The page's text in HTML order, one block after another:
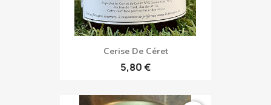
Cerise De Céret
5,80 €